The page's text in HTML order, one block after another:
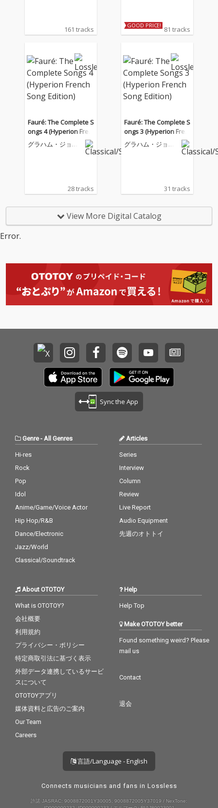
161 tracks GOOD PRICE! 81 tracks
Fauré: The Complete S
ongs 4 (Hyperion Fren
ch Song Edition)
グラハム・ジョン
28 tracks
Fauré: The Complete S
ongs 3 (Hyperion Fren
ch Song Edition)
グラハム・ジョン
31 tracks
View More Digital Catalog
Error.
Sync the App
Genre-All Genres
Hi-res
Rock
Pop
Idol
Anime/Game/Voice Actor
Hip Hop/R&B
Dance/Electronic
Jazz/World
Classical/Soundtrack
Articles
Series
Interview
Column
Review
Live Report
Audio Equipment
先週のオトトイ
About OTOTOY
What is OTOTOY?
会社概要
利用規約
プライバシー・ポリシー
特定商取引法に基づく表示
外部データ連携しているサービ
スについて
OTOTOYアプリ
媒体資料と広告のご案内
Our Team
Careers
Help
Help Top
Make OTOTOY better
Found something weird? Please
mail us
Contact
退会
言語/Language - English
Connects musicians and fans in Lossless
許諾 JASRAC: 9008872001Y30005, 9008872005Y37019 / NexTone: